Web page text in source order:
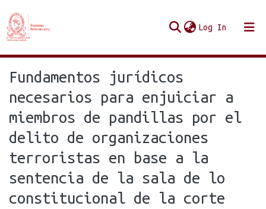
Log In
Browse Repo UES
Statistics
Fundamentos jurídicos
necesarios para enjuiciar a
miembros de pandillas por el
delito de organizaciones
terroristas en base a la
sentencia de la sala de lo
constitucional de la corte